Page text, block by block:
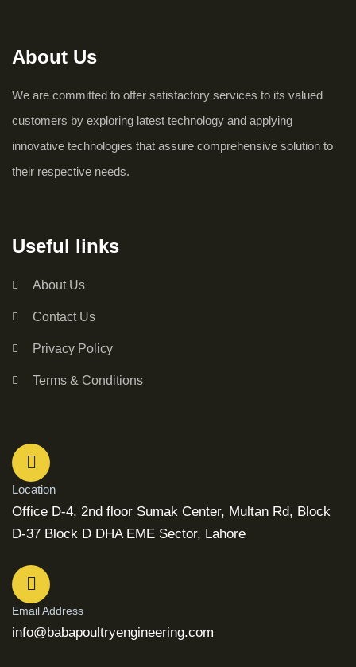
About Us
We are committed to offer satisfactory services to its valued
customers by exploring latest technology and applying
innovative technologies that assure comprehensive solution to
their respective needs.
Useful links
About Us
Contact Us
Privacy Policy
Terms & Conditions
Location
Office D-4, 2nd floor Sumak Center, Multan Rd, Block
D-37 Block D DHA EME Sector, Lahore
Email Address
info@babapoultryengineering.com